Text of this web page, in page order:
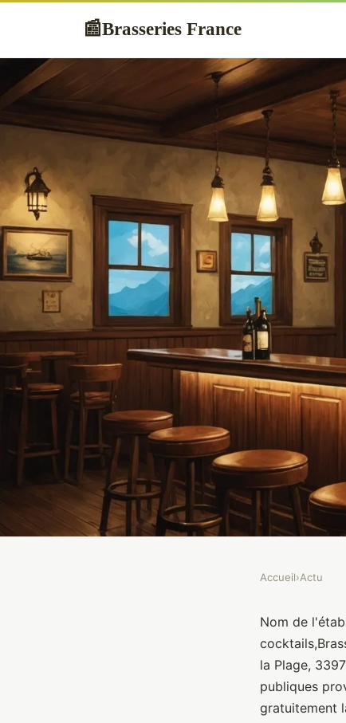
📰Brasseries France
BAR LA
Accueil›Actu
Nom de
la Plage,
publiques
gratuitement